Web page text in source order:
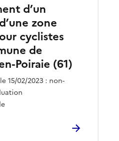
d’un
zone
cyclistes
de
Poiraie (61)
15/02/2023 : non-